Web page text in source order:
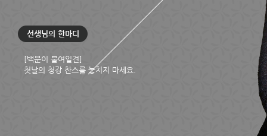
선생님의 한마디
[백문이 불여일견]
첫날의 청강 찬스를 놓치지 마세요.